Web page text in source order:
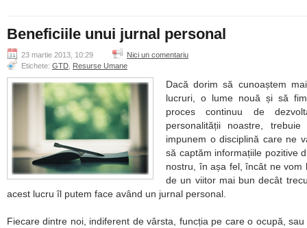
Beneficiile unui jurnal personal
23 martie 2013, 10:29
Nici un comentariu
Etichete: GTD Resurse Umane
Dacă dorim să cunoaștem
lucruri, o lume nouă și să
proces continuu de
personalității noastre,
impunem o disciplină care ne
să captăm informațiile pozitive
nostru, în așa fel, încât ne vom
de un viitor mai bun decât
acest lucru îl putem face având un jurnal personal.
Fiecare dintre noi, indiferent de vârsta, funcția pe care o ocupă,